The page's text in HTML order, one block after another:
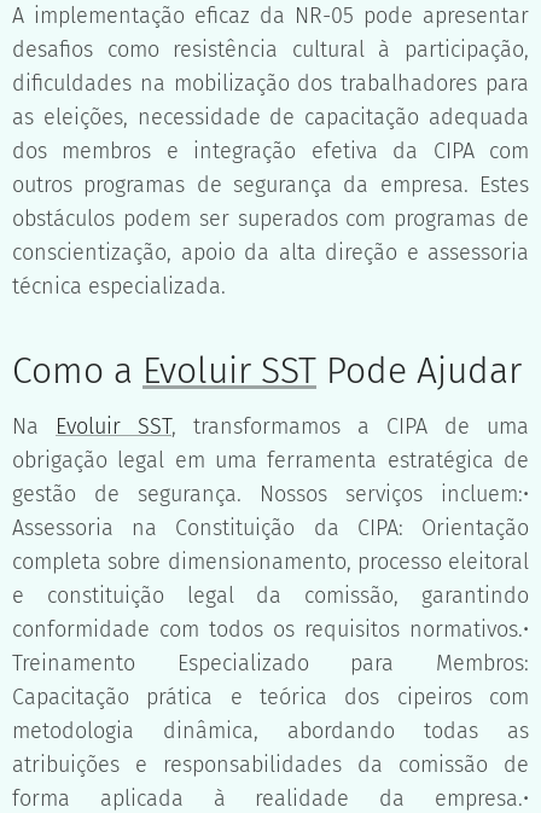
A implementação eficaz da NR-05 pode apresentar
desafios como resistência cultural à participação,
dificuldades na mobilização dos trabalhadores para
as eleições, necessidade de capacitação adequada
dos membros e integração efetiva da CIPA com
outros programas de segurança da empresa. Estes
obstáculos podem ser superados com programas de
conscientização, apoio da alta direção e assessoria
técnica especializada.
Como a Evoluir SST Pode Ajudar
Na Evoluir SST, transformamos a CIPA de uma
obrigação legal em uma ferramenta estratégica de
gestão de segurança. Nossos serviços incluem:•
Assessoria na Constituição da CIPA: Orientação
completa sobre dimensionamento, processo eleitoral
e constituição legal da comissão, garantindo
conformidade com todos os requisitos normativos.•
Treinamento Especializado para Membros:
Capacitação prática e teórica dos cipeiros com
metodologia dinâmica, abordando todas as
atribuições e responsabilidades da comissão de
forma aplicada à realidade da empresa.•